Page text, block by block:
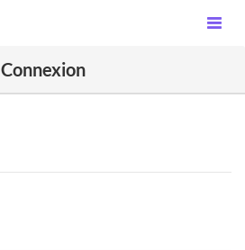
Connexion